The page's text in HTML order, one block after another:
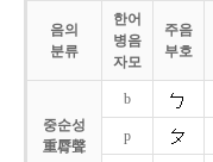
음의
분류
한어
병음
자모
주음
부호
중순성
重脣聲
b
p